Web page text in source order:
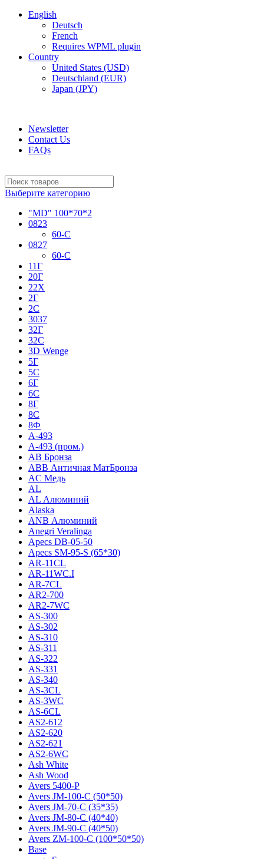
English
Deutsch
French
Requires WPML plugin
Country
United States (USD)
Deutschland (EUR)
Japan (JPY)
Newsletter
Contact Us
FAQs
Выберите категорию
"MD" 100*70*2
0823
60-C
0827
60-C
11Г
20Г
22Х
2Г
2С
3037
32Г
32С
3D Wenge
5Г
5С
6Г
6С
8Г
8С
8Ф
A-493
A-493 (пром.)
AB Бронза
ABB Античная МатБронза
AC Медь
AL
AL Алюминий
Alaska
ANB Алюминий
Anegri Veralinga
Apecs DB-05-50
Apecs SM-95-S (65*30)
AR-11CL
AR-11WC.I
AR-7CL
AR2-700
AR2-7WC
AS-300
AS-302
AS-310
AS-311
AS-322
AS-331
AS-340
AS-3CL
AS-3WC
AS-6CL
AS2-612
AS2-620
AS2-621
AS2-6WC
Ash White
Ash Wood
Avers 5400-P
Avers JМ-100-С (50*50)
Avers JМ-70-С (35*35)
Avers JМ-80-С (40*40)
Avers JМ-90-С (40*50)
Avers ZM-100-С (100*50*50)
Base